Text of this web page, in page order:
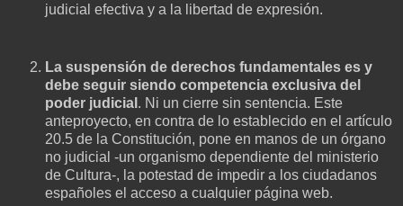
judicial efectiva y a la libertad de expresión.
La suspensión de derechos fundamentales es y
debe seguir siendo competencia exclusiva del
poder judicial . Ni un cierre sin sentencia. Este
anteproyecto, en contra de lo establecido en el artículo
20.5 de la Constitución, pone en manos de un órgano
no judicial -un organismo dependiente del ministerio
de Cultura-, la potestad de impedir a los ciudadanos
españoles el acceso a cualquier página web.